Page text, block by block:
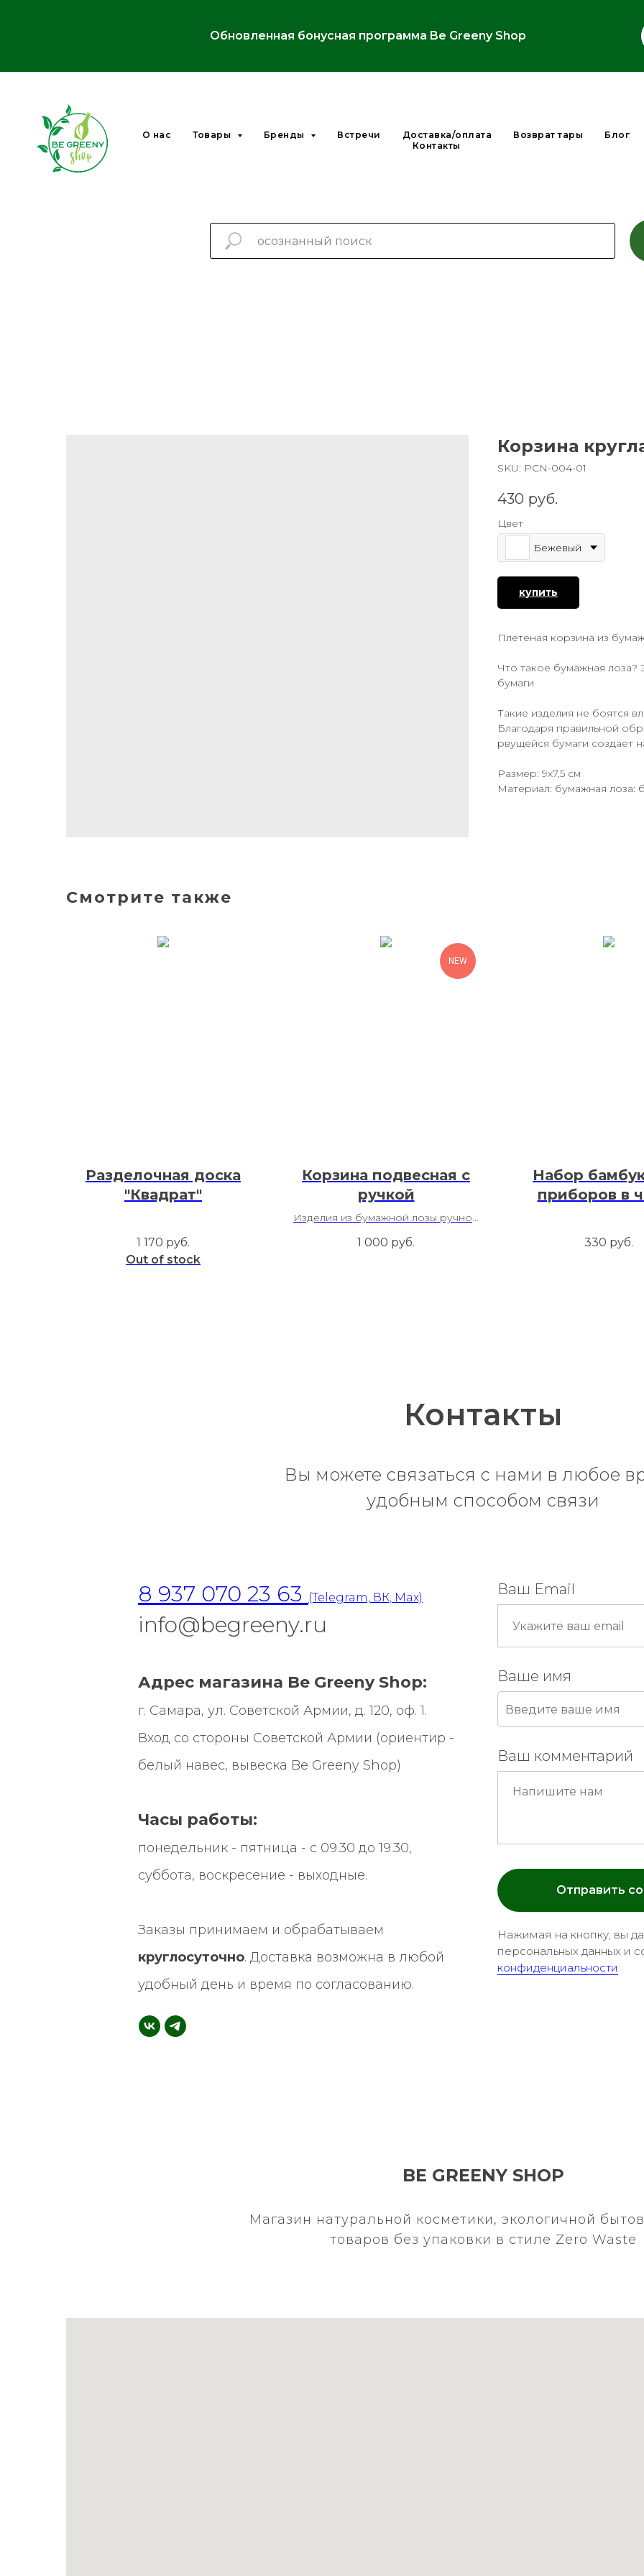
Обновленная бонусная программа Be Greeny Shop
О нас Товары Бренды Встречи Доставка/оплата Возврат тары
Блог
Контакты
Корзина
SKU: PCN-004-01
430 руб.
Цвет
Бежевый
купить
Плетеная корзина из
Что такое бумажная лоза?
бумаги
Такие изделия не боятся
Благодаря правильной
рвущейся бумаги создает
Размер: 9х7,5 см
Материал: бумажная лоза:
Смотрите также
Разделочная доска
"Квадрат"
1 170 руб.
Out of stock
NEW
Корзина подвесная с
ручкой
Изделия из бумажной лозы ручной
1 000 руб.
Набор
приборов в
330 руб.
Контакты
Вы можете связаться с нами в любое
удобным способом связи
8 937 070 23 63 (Telegram, ВК, Max)
info@begreeny.ru
Адрес магазина Be Greeny Shop:
г. Самара, ул. Советской Армии, д. 120, оф. 1.
Вход со стороны Советской Армии (ориентир -
белый навес, вывеска Be Greeny Shop)
Часы работы:
понедельник - пятница - с 09.30 до 19.30,
суббота, воскресение - выходные.
Заказы принимаем и обрабатываем
круглосуточно. Доставка возможна в любой
удобный день и время по согласованию.
Ваш Email
Ваше имя
Ваш комментарий
Отправить
Нажимая на кнопку, вы
персональных данных и
конфиденциальности
BE GREENY SHOP
Магазин натуральной косметики, экологичной
товаров без упаковки в стиле Zero Waste